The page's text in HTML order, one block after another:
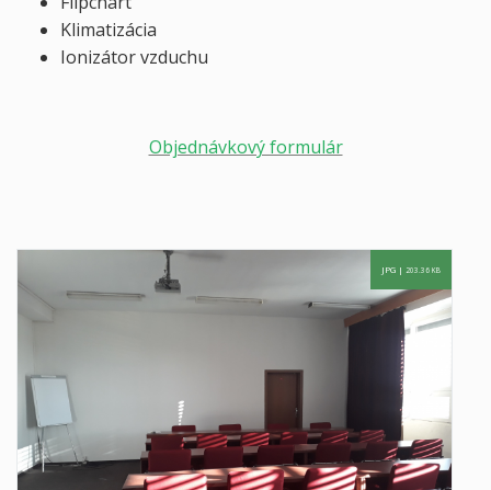
Klimatizácia
Ionizátor vzduchu
Objednávkový formulár
JPG | 203.36 KB